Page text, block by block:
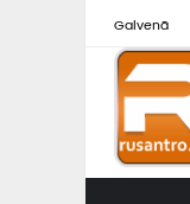
Galvenā